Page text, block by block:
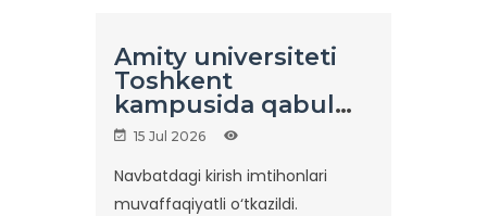
Amity universiteti
Toshkent
kampusida qabul
imtihonlari qizg‘in
15 Jul 2026
Navbatdagi kirish imtihonlari
muvaffaqiyatli o‘tkazildi.